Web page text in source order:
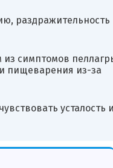
раздражительность
симптомов
пищеварения из-за
усталость и